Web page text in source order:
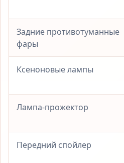
Задние противотуманные
фары
Ксеноновые лампы
Лампа-прожектор
Передний спойлер